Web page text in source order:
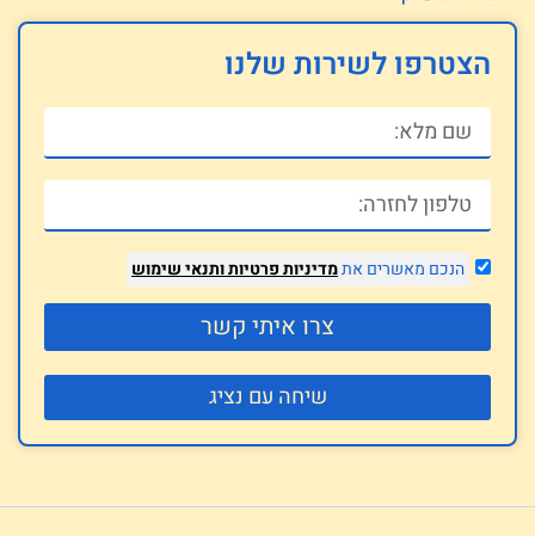
הצטרפו לשירות שלנו
הנכם מאשרים אתמדיניות פרטיותותנאי שימוש
צרו איתי קשר
שיחה עם נציג